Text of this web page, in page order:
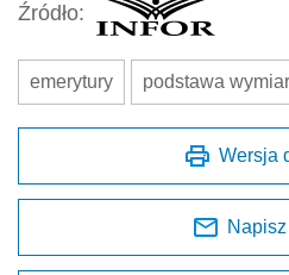
Źródło:
emerytury podstawa
Wersja